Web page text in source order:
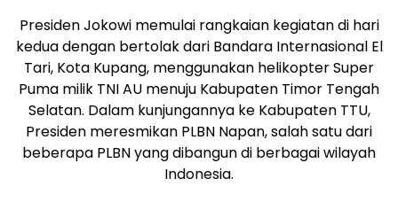
Presiden Jokowi memulai rangkaian kegiatan di hari
kedua dengan bertolak dari Bandara Internasional El
Tari, Kota Kupang, menggunakan helikopter Super
Puma milik TNI AU menuju Kabupaten Timor Tengah
Selatan. Dalam kunjungannya ke Kabupaten TTU,
Presiden meresmikan PLBN Napan, salah satu dari
beberapa PLBN yang dibangun di berbagai wilayah
Indonesia.